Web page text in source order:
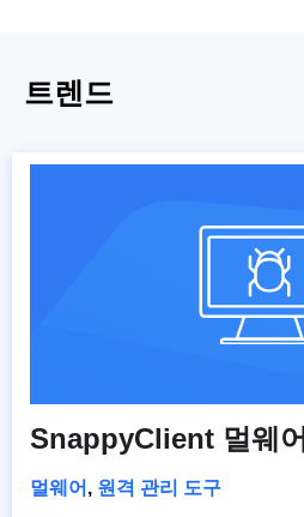
트렌드
SnappyClient 멀웨어
멀웨어 , 원격 관리 도구